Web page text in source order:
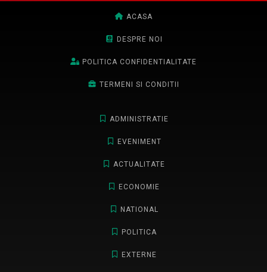
ACASA
DESPRE NOI
POLITICA CONFIDENTIALITATE
TERMENI SI CONDITII
ADMINISTRATIE
EVENIMENT
ACTUALITATE
ECONOMIE
NATIONAL
POLITICA
EXTERNE